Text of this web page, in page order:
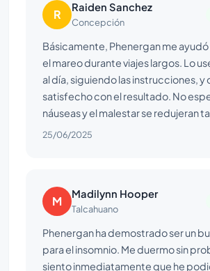
R Raiden Sanchez
Concepción
Básicamente, Phenergan me
el mareo durante viajes largos. Lo
al día, siguiendo las instrucciones, y
satisfecho con el resultado. No
náuseas y el malestar se redujeran
25/06/2025
M Madilynn Hooper
Talcahuano
Phenergan ha demostrado ser un
para el insomnio. Me duermo sin
siento inmediatamente que he